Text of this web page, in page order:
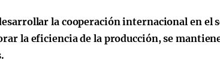
la cooperación internacional en
la eficiencia de la producción, se